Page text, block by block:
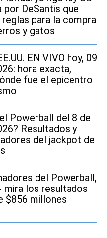
por DeSantis que
para la compra
y gatos
EN VIVO hoy, 09
hora exacta,
fue el epicentro
Powerball del 8 de
Resultados y
del jackpot de
del Powerball,
mira los resultados
$856 millones